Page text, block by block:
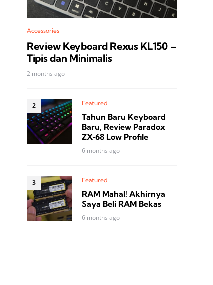
Accessories
Review Keyboard Rexus KL150 –
Tipis dan Minimalis
2 months ago
Featured
Tahun Baru Keyboard
Baru, Review Paradox
ZX‑68 Low Profile
6 months ago
Featured
RAM Mahal! Akhirnya
Saya Beli RAM Bekas
6 months ago